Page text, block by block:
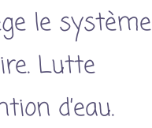
le système
Lutte
d’eau.